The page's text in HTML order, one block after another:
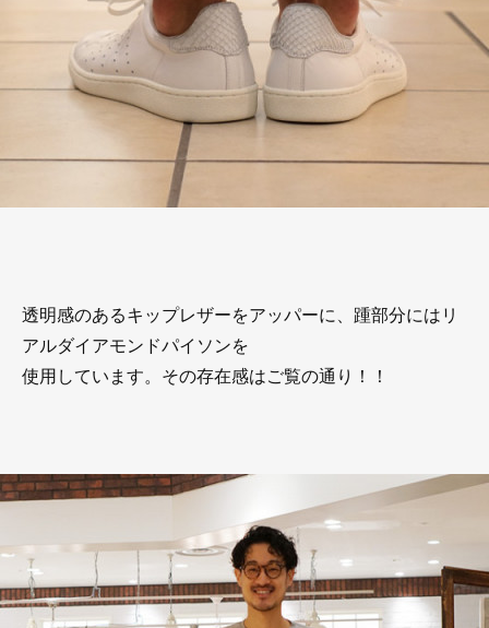
透明感のあるキップレザーをアッパーに、踵部分にはリ
アルダイアモンドパイソンを
使用しています。その存在感はご覧の通り！！